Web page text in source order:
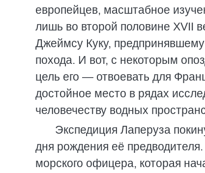
европейцев, масштабное
лишь во второй половине ХVII
Джеймсу Куку,
похода. И вот, с некоторым
цель его — отвоевать для
достойное место в рядах
человечеству водных
Экспедиция Лаперуза
дня рождения её
морского офицера, которая